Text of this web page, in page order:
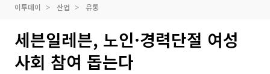
이투데이 산업 유통
세븐일레븐, 노인·경력단절 여성
사회 참여 돕는다